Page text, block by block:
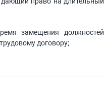
замещения должностей
договору;